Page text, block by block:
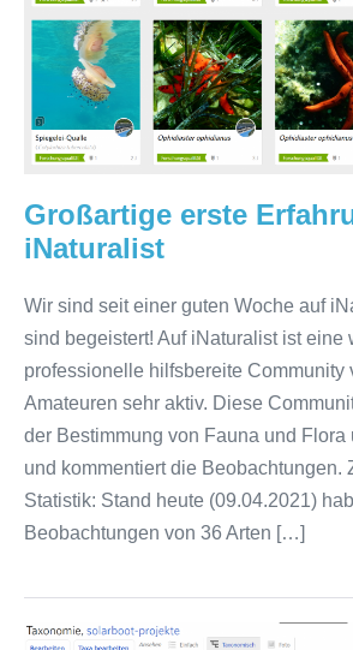
Großartige erste
iNaturalist
Wir sind seit einer guten Woche auf
sind begeistert! Auf iNaturalist ist eine
professionelle hilfsbereite Community
Amateuren sehr aktiv. Diese
der Bestimmung von Fauna und Flora
und kommentiert die Beobachtungen.
Statistik: Stand heute (09.04.2021)
Beobachtungen von 36 Arten […]
Taxonomie: